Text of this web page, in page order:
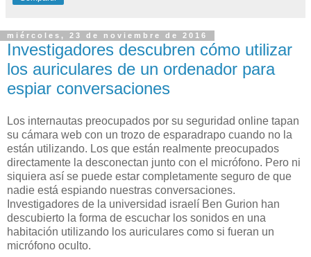
miércoles, 23 de noviembre de 2016
Investigadores descubren cómo utilizar
los auriculares de un ordenador para
espiar conversaciones
Los internautas preocupados por su seguridad online tapan
su cámara web con un trozo de esparadrapo cuando no la
están utilizando. Los que están realmente preocupados
directamente la desconectan junto con el micrófono. Pero ni
siquiera así se puede estar completamente seguro de que
nadie está espiando nuestras conversaciones.
Investigadores de la universidad israelí Ben Gurion han
descubierto la forma de escuchar los sonidos en una
habitación utilizando los auriculares como si fueran un
micrófono oculto.